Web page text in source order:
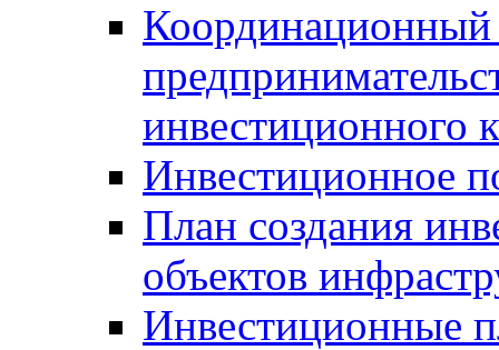
Координационный
инвестиционного
Инвестиционное
План создания
объектов
Инвестиционные